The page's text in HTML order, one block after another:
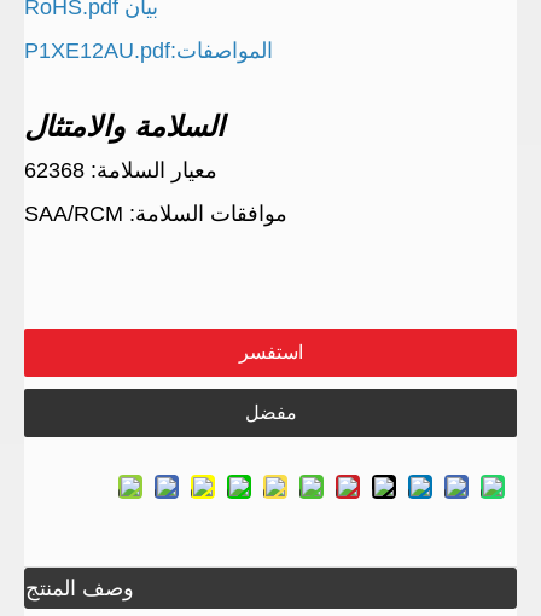
بيان RoHS.pdf
المواصفات:P1XE12AU.pdf
السلامة والامتثال
معيار السلامة: 62368
موافقات السلامة: SAA/RCM
استفسر
مفضل
وصف المنتج